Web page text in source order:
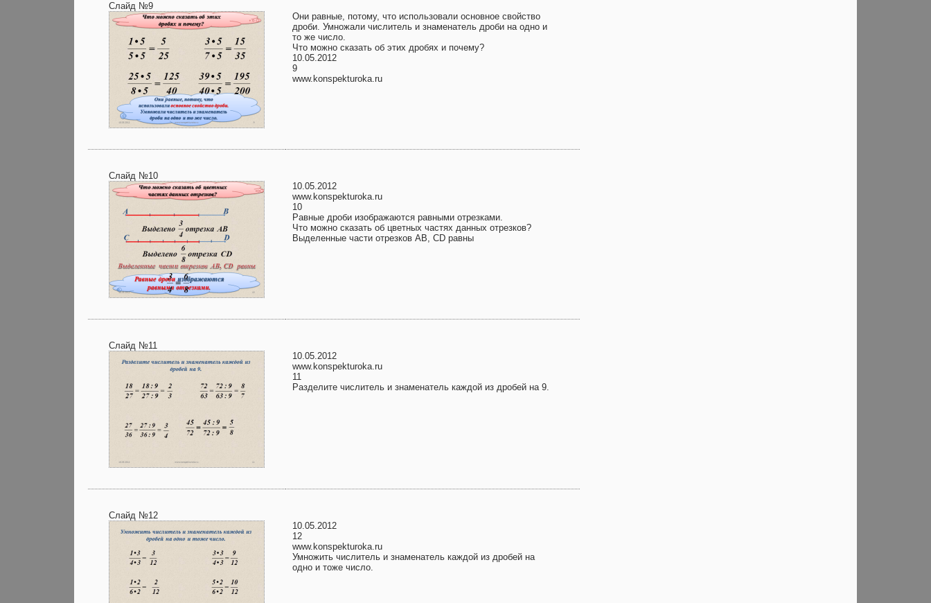
Слайд №9
Они равные, потому, что использовали основное свойство
дроби. Умножали числитель и знаменатель дроби на одно и
то же число.
Что можно сказать об этих дробях и почему?
10.05.2012
9
www.konspekturoka.ru
Слайд №10
10.05.2012
www.konspekturoka.ru
10
Равные дроби изображаются равными отрезками.
Что можно сказать об цветных частях данных отрезков?
Выделенные части отрезков AB, CD равны
Слайд №11
10.05.2012
www.konspekturoka.ru
11
Разделите числитель и знаменатель каждой из дробей на 9.
Слайд №12
10.05.2012
12
www.konspekturoka.ru
Умножить числитель и знаменатель каждой из дробей на
одно и тоже число.